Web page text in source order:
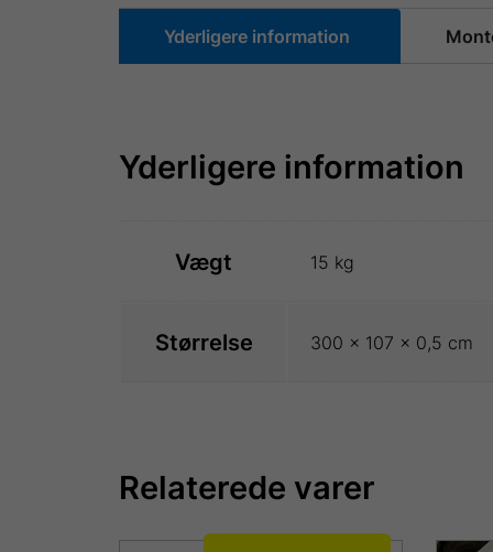
Yderligere information
Yderligere information
Vægt 15 kg
Størrelse 300 × 107 × 0,5 cm
Relaterede varer